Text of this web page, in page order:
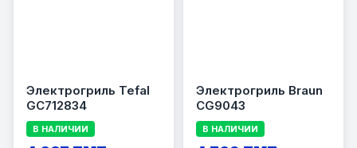
Электрогриль Tefal
GC712834
В НАЛИЧИИ
Электрогриль Braun
CG9043
В НАЛИЧИИ